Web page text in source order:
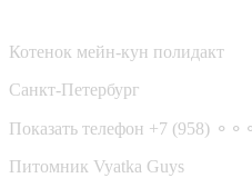
Котенок мейн-кун полидакт
Санкт-Петербург
Показать телефон +7 (958)
Питомник Vyatka Guys